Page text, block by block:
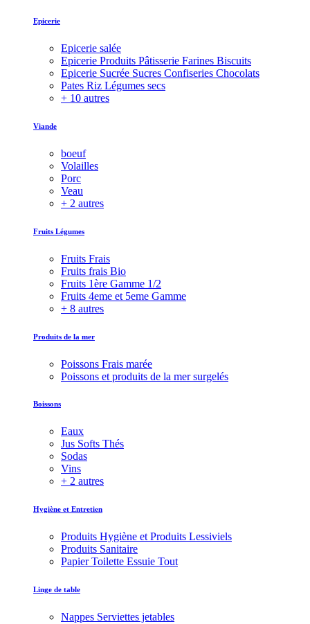
Epicerie
Epicerie salée
Epicerie Produits Pâtisserie Farines Biscuits
Epicerie Sucrée Sucres Confiseries Chocolats
Pates Riz Légumes secs
+ 10 autres
Viande
boeuf
Volailles
Porc
Veau
+ 2 autres
Fruits Légumes
Fruits Frais
Fruits frais Bio
Fruits 1ère Gamme 1/2
Fruits 4eme et 5eme Gamme
+ 8 autres
Produits de la mer
Poissons Frais marée
Poissons et produits de la mer surgelés
Boissons
Eaux
Jus Softs Thés
Sodas
Vins
+ 2 autres
Hygiène et Entretien
Produits Hygiène et Produits Lessiviels
Produits Sanitaire
Papier Toilette Essuie Tout
Linge de table
Nappes Serviettes jetables